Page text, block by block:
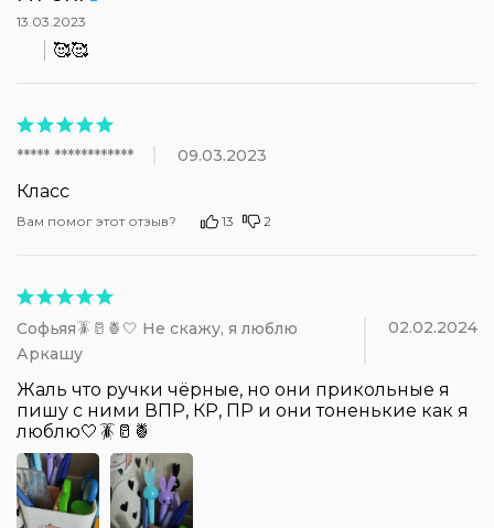
13.03.2023
🥰🥰
***** ************ 09.03.2023
Класс
Вам помог этот отзыв? 13 2
Софьяя🪳🥛🍍🤍 Не скажу, я люблю
Аркашу
02.02.2024
Жаль что ручки чёрные, но они прикольные я
пишу с ними ВПР, КР, ПР и они тоненькие как я
люблю🤍🪳🥛🍍